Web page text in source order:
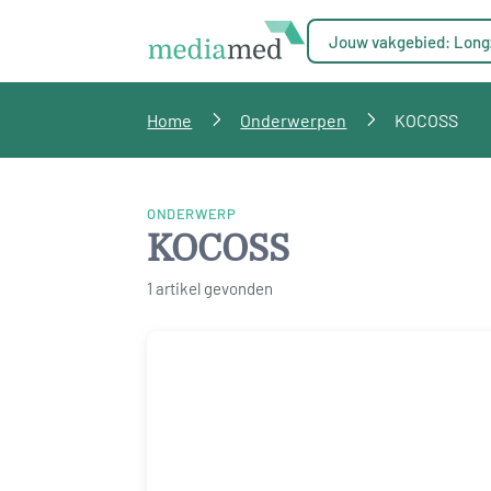
Jouw vakgebied:
Home Onderwerpen KOCOSS
ONDERWERP
KOCOSS
1 artikel gevonden